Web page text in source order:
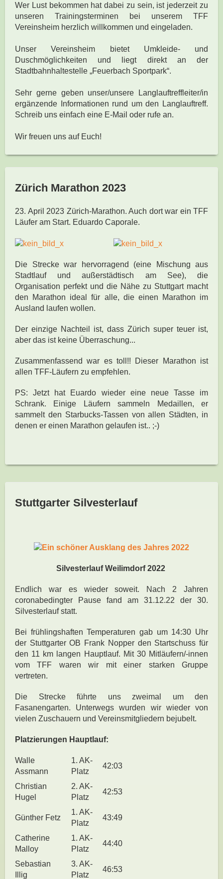
Wer Lust bekommen hat dabei zu sein, ist jederzeit zu
unseren Trainingsterminen bei unserem TFF
Vereinsheim herzlich willkommen und eingeladen.
Unser Vereinsheim bietet Umkleide- und
Duschmöglichkeiten und liegt direkt an der
Stadtbahnhaltestelle „Feuerbach Sportpark“.
Sehr gerne geben unser/unsere Langlauftreffleiter/in
ergänzende Informationen rund um den Langlauftreff.
Schreib uns einfach eine E-Mail oder rufe an.
Wir freuen uns auf Euch!
Zürich Marathon 2023
23. April 2023 Zürich-Marathon. Auch dort war ein TFF
Läufer am Start. Eduardo Caporale.
Die Strecke war hervorragend (eine Mischung aus
Stadtlauf und außerstädtisch am See), die
Organisation perfekt und die Nähe zu Stuttgart macht
den Marathon ideal für alle, die einen Marathon im
Ausland laufen wollen.
Der einzige Nachteil ist, dass Zürich super teuer ist,
aber das ist keine Überraschung...
Zusammenfassend war es toll!! Dieser Marathon ist
allen TFF-Läufern zu empfehlen.
PS: Jetzt hat Euardo wieder eine neue Tasse im
Schrank. Einige Läufern sammeln Medaillen, er
sammelt den Starbucks-Tassen von allen Städten, in
denen er einen Marathon gelaufen ist.. ;-)
Stuttgarter Silvesterlauf
Silvesterlauf Weilimdorf 2022
Endlich war es wieder soweit. Nach 2 Jahren
coronabedingter Pause fand am 31.12.22 der 30.
Silvesterlauf statt.
Bei frühlingshaften Temperaturen gab um 14:30 Uhr
der Stuttgarter OB Frank Nopper den Startschuss für
den 11 km langen Hauptlauf. Mit 30 Mitläufern/-innen
vom TFF waren wir mit einer starken Gruppe
vertreten.
Die Strecke führte uns zweimal um den
Fasanengarten. Unterwegs wurden wir wieder von
vielen Zuschauern und Vereinsmitgliedern bejubelt.
Platzierungen Hauptlauf:
Walle
Assmann
1. AK-
Platz
42:03
Christian
Hugel
2. AK-
Platz
42:53
Günther Fetz
1. AK-
Platz
43:49
Catherine
Malloy
1. AK-
Platz
44:40
Sebastian
Illig
3. AK-
Platz
46:53